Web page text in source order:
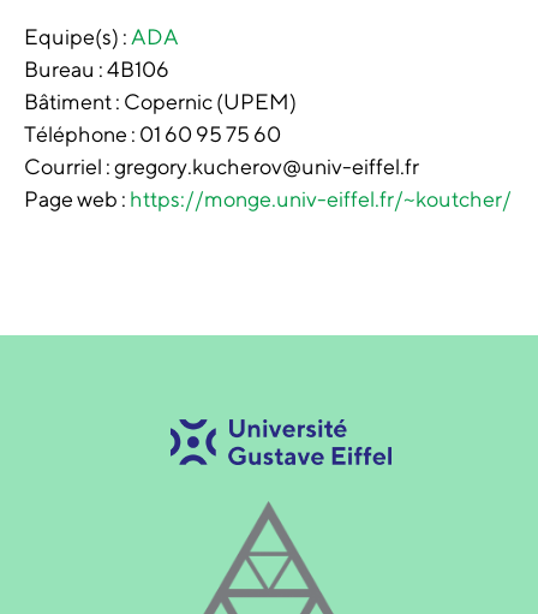
Equipe(s) : ADA
Bureau :4B106
Bâtiment : Copernic (UPEM)
Téléphone : 01 60 95 75 60
Courriel : gregory.kucherov@univ-eiffel.fr
Page web : https://monge.univ-eiffel.fr/~koutcher/